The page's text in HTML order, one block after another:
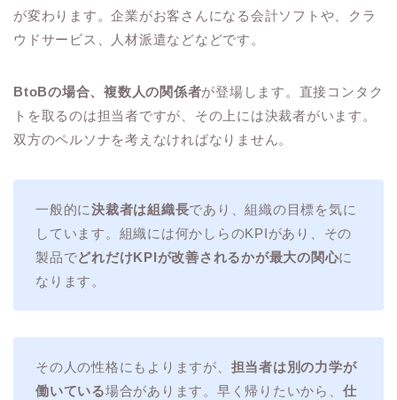
が変わります。企業がお客さんになる会計ソフトや、クラ
ウドサービス、人材派遣などなどです。
BtoBの場合、複数人の関係者が登場します。直接コンタク
トを取るのは担当者ですが、その上には決裁者がいます。
双方のペルソナを考えなければなりません。
一般的に決裁者は組織長であり、組織の目標を気に
しています。組織には何かしらのKPIがあり、その
製品でどれだけKPIが改善されるかが最大の関心に
なります。
その人の性格にもよりますが、 担当者は別の力学が
働いている場合があります。早く帰りたいから、 仕